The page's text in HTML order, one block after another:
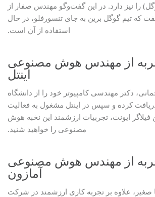
را نیز دارد. در این گفت‌وگو مهندس صفار از
که تیم گوگل برین به جای تنسورفلو، در حال
استفاده از آن است.
از مهندس هوش مصنوعی
اینتل
دکتر مهندسی کامپیوتر خود را از دانشگاه
دریافت کرده و سپس در اینتل مشغول به فعالیت
فیلاگر ایونت، تجربیات ارزشمند این نخبه هوش
مصنوعی را خواهید شنید.
از مهندس هوش مصنوعی
آمازون
صغیر، علاوه بر تجربه کاری ارزشمند در شرکت